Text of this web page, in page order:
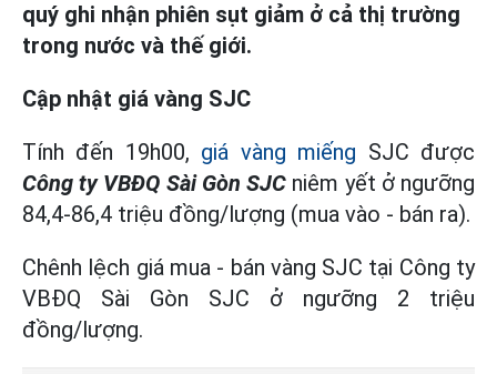
quý ghi nhận phiên sụt giảm ở cả thị trường
trong nước và thế giới.
Cập nhật giá vàng SJC
Tính đến 19h00, giá vàng miếng SJC được
Công ty VBĐQ Sài Gòn SJC niêm yết ở ngưỡng
84,4-86,4 triệu đồng/lượng (mua vào - bán ra).
Chênh lệch giá mua - bán vàng SJC tại Công ty
VBĐQ Sài Gòn SJC ở ngưỡng 2 triệu
đồng/lượng.